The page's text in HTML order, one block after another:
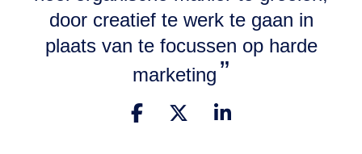
door creatief te werk te gaan in
plaats van te focussen op harde
marketing